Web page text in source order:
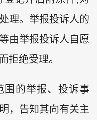
理。举报投诉人的
由举报投诉人自愿
拒绝受理。
的举报、投诉事
，告知其向有关主